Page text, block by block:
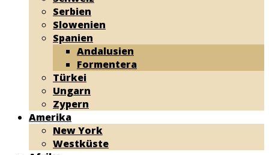
Serbien
Slowenien
Spanien
Andalusien
Formentera
Türkei
Ungarn
Zypern
Amerika
New York
Westküste